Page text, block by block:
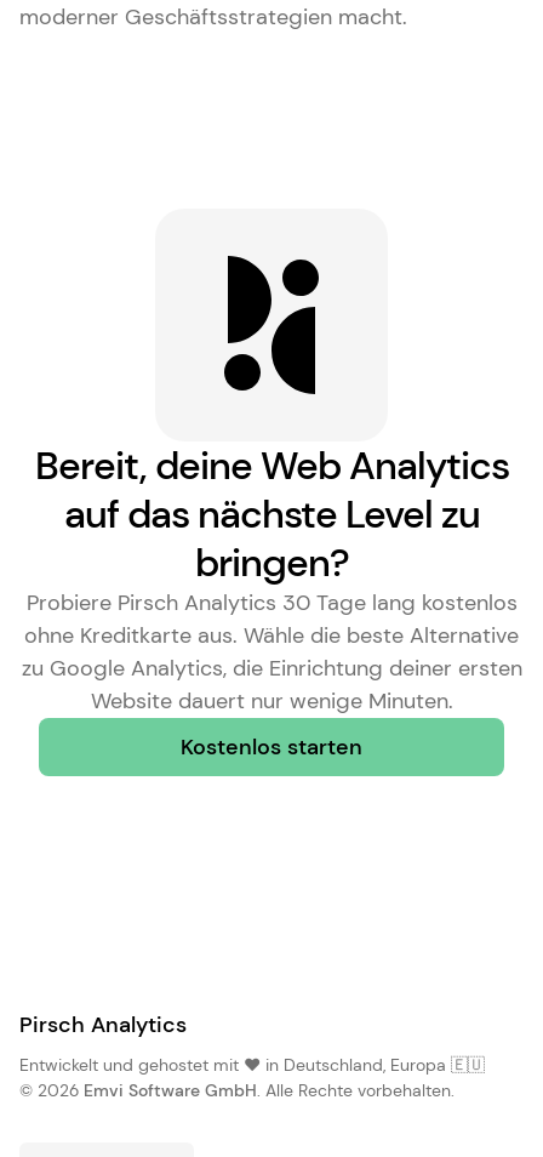
moderner Geschäftsstrategien macht.
Bereit, deine Web Analytics
auf das nächste Level zu
bringen?
Probiere Pirsch Analytics 30 Tage lang kostenlos
ohne Kreditkarte aus. Wähle die beste Alternative
zu Google Analytics, die Einrichtung deiner ersten
Website dauert nur wenige Minuten.
Kostenlos starten
Pirsch Analytics
Entwickelt und gehostet mit ❤️ in Deutschland, Europa 🇪🇺
© 2026 Emvi Software GmbH. Alle Rechte vorbehalten.